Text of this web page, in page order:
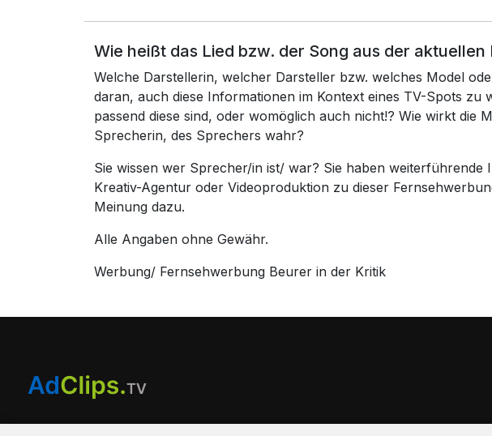
Wie heißt das Lied bzw. der Song aus der aktuellen
Welche Darstellerin, welcher Darsteller bzw. welches Model
daran, auch diese Informationen im Kontext eines TV-Spots
passend diese sind, oder womöglich auch nicht!? Wie wirkt die
Sprecherin, des Sprechers wahr?
Sie wissen wer Sprecher/in ist/ war? Sie haben
Kreativ-Agentur oder Videoproduktion zu dieser
Meinung dazu.
Alle Angaben ohne Gewähr.
Werbung/ Fernsehwerbung Beurer in der Kritik
Am Hausacker 7 , 85461 Bockhorn